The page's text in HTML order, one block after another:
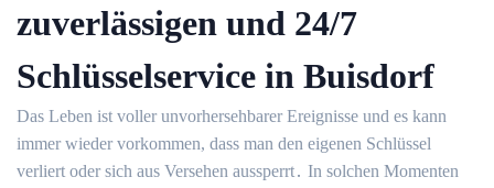
zuverlässigen und 24/7
Schlüsselservice in Buisdorf
Das Leben ist voller unvorhersehbarer Ereignisse und es kann
immer wieder vorkommen, dass man den eigenen Schlüssel
verliert oder sich aus Versehen aussperrt․ In solchen Momenten